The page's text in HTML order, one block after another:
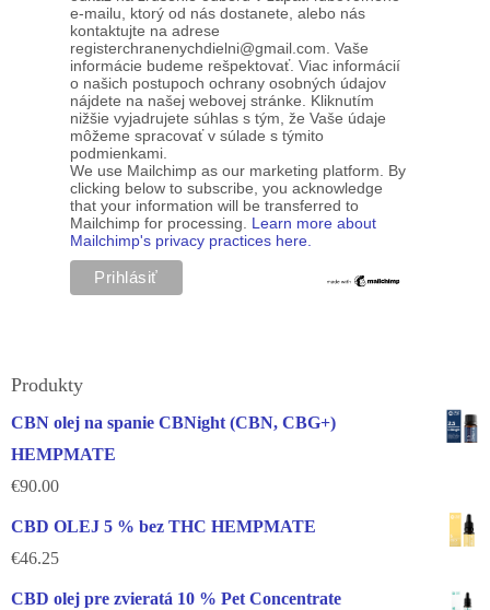
e-mailu, ktorý od nás dostanete, alebo nás
kontaktujte na adrese
registerchranenychdielni@gmail.com. Vaše
informácie budeme rešpektovať. Viac informácií
o našich postupoch ochrany osobných údajov
nájdete na našej webovej stránke. Kliknutím
nižšie vyjadrujete súhlas s tým, že Vaše údaje
môžeme spracovať v súlade s týmito
podmienkami.
We use Mailchimp as our marketing platform. By
clicking below to subscribe, you acknowledge
that your information will be transferred to
Mailchimp for processing. Learn more about
Mailchimp's privacy practices here.
Produkty
CBN olej na spanie CBNight (CBN, CBG+)
HEMPMATE
€90.00
CBD OLEJ 5 % bez THC HEMPMATE
€46.25
CBD olej pre zvieratá 10 % Pet Concentrate